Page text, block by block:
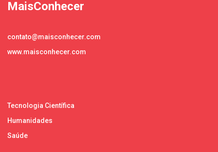
MaisConhecer
contato@maisconhecer.com
www.maisconhecer.com
Tecnologia Científica
Humanidades
Saúde